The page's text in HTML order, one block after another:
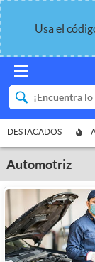
Usa el
DESTACADOS
Automotriz